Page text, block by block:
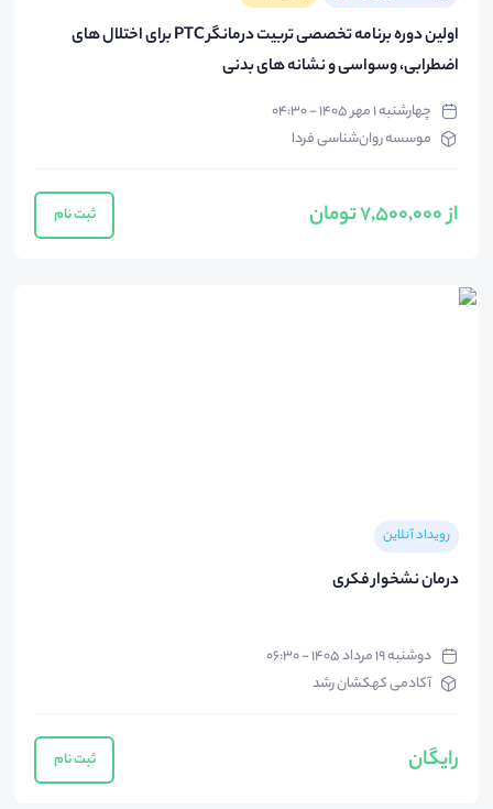
اولین دوره برنامه تخصصی تربیت درمانگر PTC برای اختلال های
اضطرابی، وسواسی و نشانه های بدنی
چهارشنبه ۱ مهر ۱۴۰۵ - ۰۴:۳۰
موسسه روان‌شناسی فردا
از 7,500,000 تومان ثبت نام
رویداد آنلاین
درمان نشخوار فکری
دوشنبه ۱۹ مرداد ۱۴۰۵ - ۰۶:۳۰
آکادمی کهکشان رشد
رایگان ثبت نام